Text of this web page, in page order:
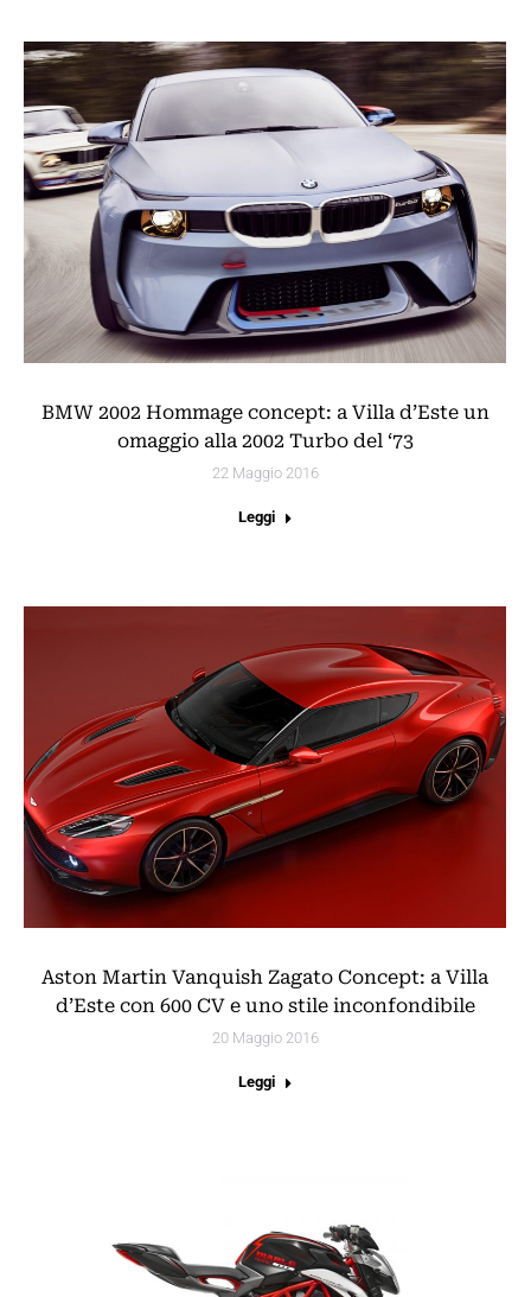
BMW 2002 Hommage concept: a Villa d’Este un
omaggio alla 2002 Turbo del ‘73
22 Maggio 2016
Leggi
Aston Martin Vanquish Zagato Concept: a Villa
d’Este con 600 CV e uno stile inconfondibile
20 Maggio 2016
Leggi